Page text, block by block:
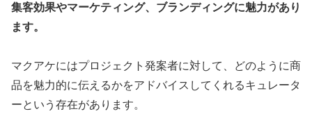
集客効果やマーケティング、ブランディングに魅力があり
ます。
マクアケにはプロジェクト発案者に対して、どのように商
品を魅力的に伝えるかをアドバイスしてくれるキュレータ
ーという存在があります。